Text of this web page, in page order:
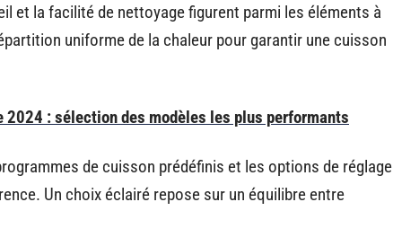
et la facilité de nettoyage figurent parmi les éléments à
uniforme de la chaleur pour garantir une cuisson
: sélection des modèles les plus performants
de cuisson prédéfinis et les options de réglage
Un choix éclairé repose sur un équilibre entre